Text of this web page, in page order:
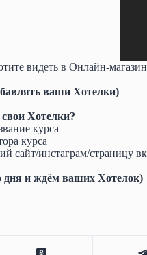
видеть в Онлайн-
ваши Хотелки)
Хотелки?
курса
курса
инстаграм/страницу вк
дня и ждём ваших Хотелок)